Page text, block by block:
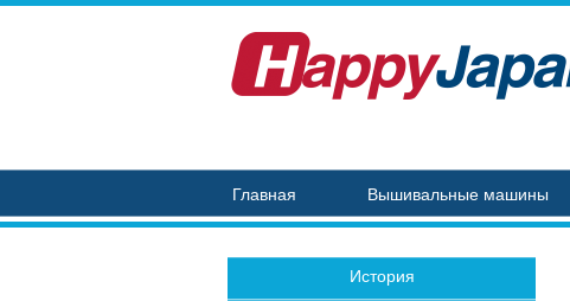
Главная Вышивальные машины
История